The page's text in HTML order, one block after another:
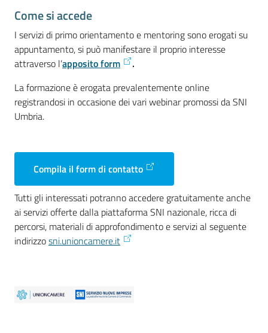
Come si accede
I servizi di primo orientamento e mentoring sono erogati su
appuntamento, si può manifestare il proprio interesse
attraverso l’apposito form
.
La formazione è erogata prevalentemente online
registrandosi in occasione dei vari webinar promossi da SNI
Umbria.
Compila il form di contatto
Tutti gli interessati potranno accedere gratuitamente anche
ai servizi offerte dalla piattaforma SNI nazionale, ricca di
percorsi, materiali di approfondimento e servizi al seguente
indirizzosni.unioncamere.it